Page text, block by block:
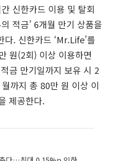
신한카드 이용 및 탈회
적금’ 6개월 만기 상품을
. 신한카드 ‘Mr.Life’를
원(2회) 이상 이용하면
금 만기일까지 보유 시 2
까지 총 80만 원 이상 이
제공한다.